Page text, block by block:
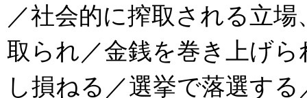
／社会的に搾取される立
取られ／金銭を巻き上げ
し損ねる／選挙で落選す